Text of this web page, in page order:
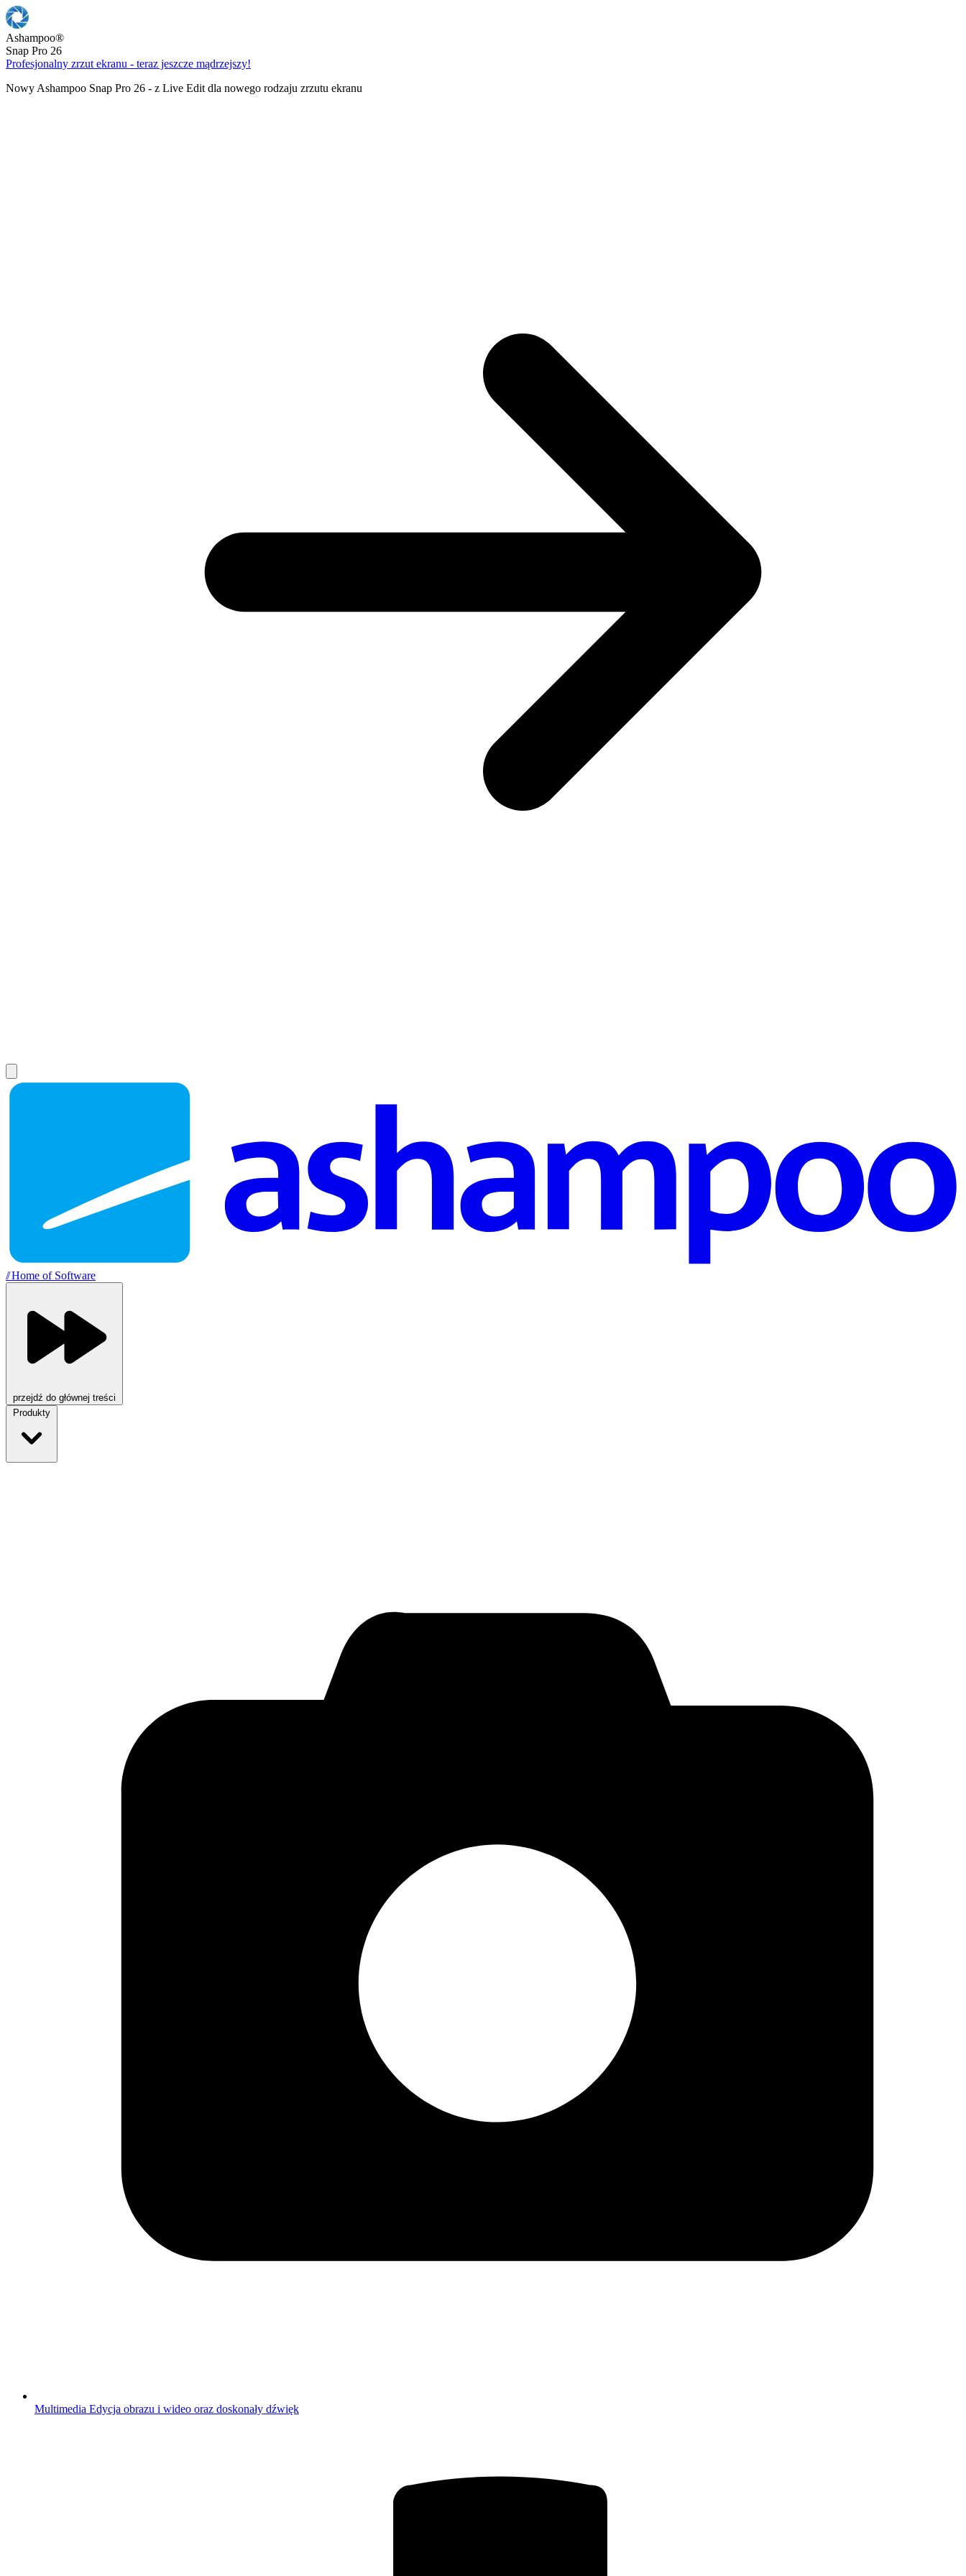
Ashampoo®
Snap Pro 26
Profesjonalny zrzut ekranu - teraz jeszcze mądrzejszy!
Nowy Ashampoo Snap Pro 26 - z Live Edit dla nowego rodzaju zrzutu ekranu
//Home of Software
przejdź do głównej treści
Produkty
Multimedia Edycja obrazu i wideo oraz doskonały dźwięk